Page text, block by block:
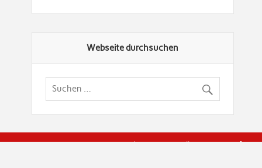
Webseite durchsuchen
© Brandenburgische Genealogische Gesellschaft (BGG)